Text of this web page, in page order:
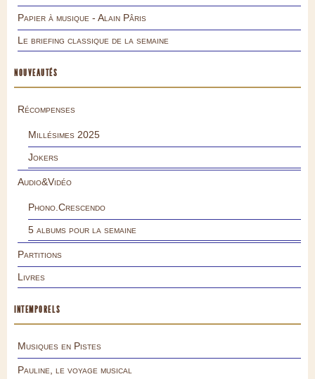
Papier à musique - Alain Pâris
Le briefing classique de la semaine
NOUVEAUTÉS
Récompenses
Millésimes 2025
Jokers
Audio&Vidéo
Phono.Crescendo
5 albums pour la semaine
Partitions
Livres
INTEMPORELS
Musiques en Pistes
Pauline, le voyage musical